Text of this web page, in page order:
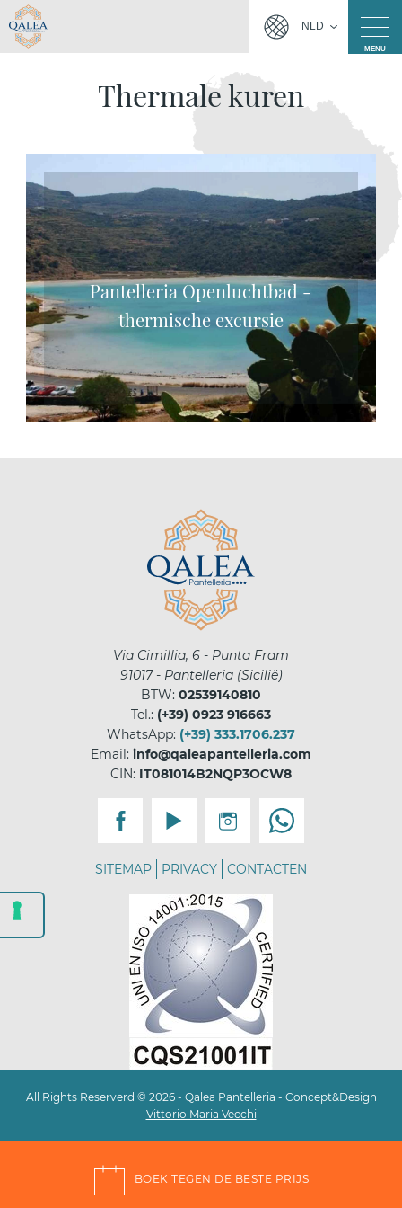
NLD
MENU
Thermale kuren
Pantelleria Openluchtbad -
thermische excursie
Via Cimillia, 6 - Punta Fram
91017- Pantelleria(Sicilië)
BTW: 02539140810
Tel.: (+39) 0923 916663
WhatsApp: (+39) 333.1706.237
Email: info@qaleapantelleria.com
CIN: IT081014B2NQP3OCW8
SITEMAP PRIVACY CONTACTEN
All Rights Reserverd © 2026 - Qalea Pantelleria - Concept&Design
Vittorio Maria Vecchi
BOEK TEGEN DE BESTE PRIJS